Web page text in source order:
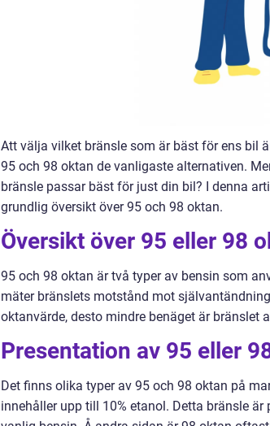
Att välja vilket bränsle som är bäst för ens bil
95 och 98 oktan de vanligaste alternativen.
bränsle passar bäst för just din bil? I denna
grundlig översikt över 95 och 98 oktan.
Översikt över 95 eller 98
95 och 98 oktan är två typer av bensin som
mäter bränslets motstånd mot
oktanvärde, desto mindre benäget är bränslet
Presentation av 95 eller
Det finns olika typer av 95 och 98 oktan på
innehåller upp till 10% etanol. Detta bränsle